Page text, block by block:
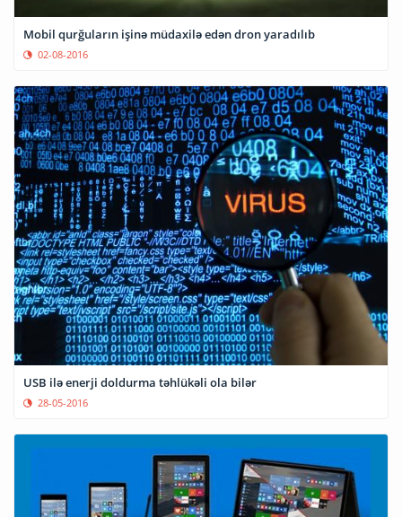
Mobil qurğuların işinə müdaxilə edən dron yaradılıb
02-08-2016
USB ilə enerji doldurma təhlükəli ola bilər
28-05-2016